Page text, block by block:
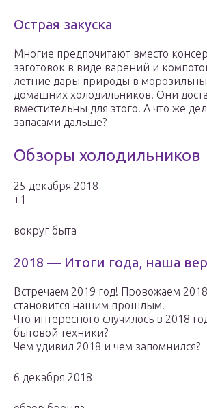
Острая закуска
Многие предпочитают вместо
заготовок в виде варений и
летние дары природы в
домашних холодильников. Они
вместительны для этого. А что же
запасами дальше?
Обзоры холодильников
25 декабря 2018
+1
вокруг быта
2018 — Итоги года, наша
Встречаем 2019 год! Провожаем
становится нашим прошлым.
Что интересного случилось в 2018
бытовой техники?
Чем удивил 2018 и чем запомнился?
6 декабря 2018